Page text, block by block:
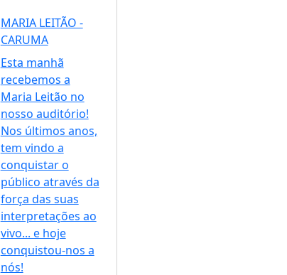
MARIA LEITÃO -
CARUMA
Esta manhã
recebemos a
Maria Leitão no
nosso auditório!
Nos últimos anos,
tem vindo a
conquistar o
público através da
força das suas
interpretações ao
vivo... e hoje
conquistou-nos a
nós!